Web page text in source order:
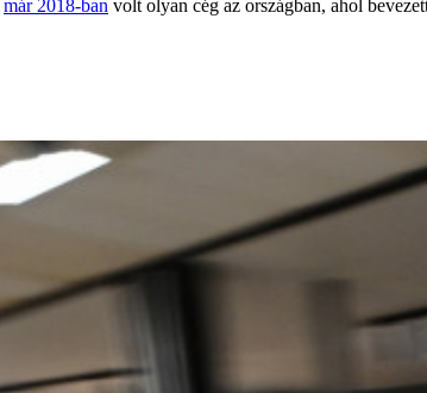
már 2018-ban volt olyan cég az országban, ahol